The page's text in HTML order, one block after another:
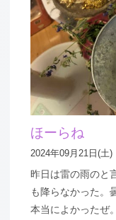
ほーらね
2024年09月21日(土)
昨日は雷の雨のと
も降らなかった。
本当によかったぜ